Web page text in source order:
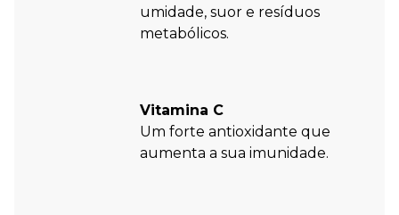
umidade, suor e resíduos
metabólicos.
Vitamina C
Um forte antioxidante que
aumenta a sua imunidade.